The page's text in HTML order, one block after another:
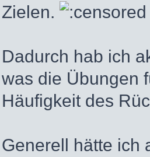
Zielen.
Dadurch hab ich
was die Übungen
Häufigkeit des
Generell hätte ich